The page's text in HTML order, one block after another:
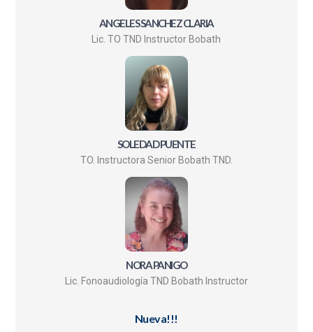
ANGELES SANCHEZ CLARIA
Lic. TO TND Instructor Bobath
SOLEDAD PUENTE
TO. Instructora Senior Bobath TND.
NORA PANIGO
Lic. Fonoaudiología TND Bobath Instructor
Nueva!!!